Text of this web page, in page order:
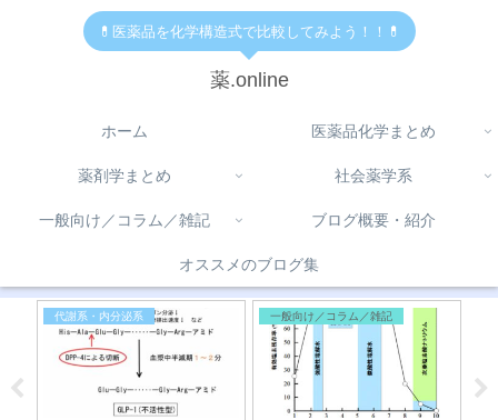
💊医薬品を化学構造式で比較してみよう！！💊
薬.online
ホーム 医薬品化学まとめ
薬剤学まとめ 社会薬学系
一般向け／コラム／雑記 ブログ概要・紹介
オススメのブログ集
代謝系・内分泌系 一般向け／コラム／雑記